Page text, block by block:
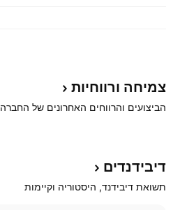
צמיחה ורווחיות
הביצועים והרווחים האחרונים של החברה
דיבידנדים
תשואת דיבידנד, היסטוריה וקיימות